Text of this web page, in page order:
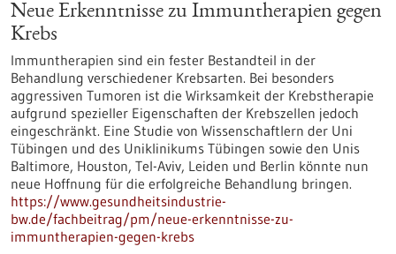
Neue Erkenntnisse zu Immuntherapien gegen
Krebs
Immuntherapien sind ein fester Bestandteil in der
Behandlung verschiedener Krebsarten. Bei besonders
aggressiven Tumoren ist die Wirksamkeit der Krebstherapie
aufgrund spezieller Eigenschaften der Krebszellen jedoch
eingeschränkt. Eine Studie von Wissenschaftlern der Uni
Tübingen und des Uniklinikums Tübingen sowie den Unis
Baltimore, Houston, Tel-Aviv, Leiden und Berlin könnte nun
neue Hoffnung für die erfolgreiche Behandlung bringen.
https://www.gesundheitsindustrie-
bw.de/fachbeitrag/pm/neue-erkenntnisse-zu-
immuntherapien-gegen-krebs